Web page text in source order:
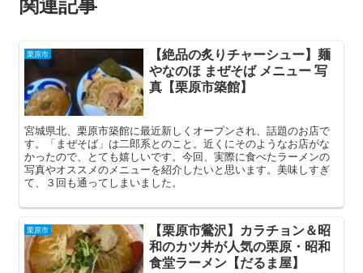
栗原市
【絶品の炙りチャーシュー】麺
やなのほ まぜそば メニュー 写
真【栗原市築館】
宮城県北、栗原市築館に最近新しくオープンされ、話題のお店で
す。「まぜそば」は二郎系とのこと。近くにそのようなお店がな
かったので、とても嬉しいです。今回、実際に食べたラーメンの
写真やオススメのメニューを紹介したいと思います。美味しすぎ
て、３回も通ってしまいました。
栗原市
【栗原市鶯沢】カラチョン＆昭
和のカツ丼が人気の栗原・昭和
食堂ラーメン【だるま屋】